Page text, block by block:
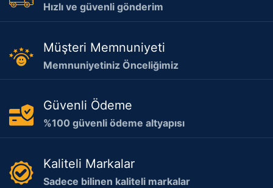
Hızlı ve güvenli gönderim
Müşteri Memnuniyeti
Memnuniyetiniz Önceliğimiz
Güvenli Ödeme
%100 güvenli ödeme altyapısı
Kaliteli Markalar
Sadece bilinen kaliteli markalar